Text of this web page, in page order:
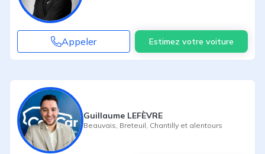
Appeler Estimez votre voiture
Guillaume LEFÈVRE
Beauvais Breteuil Chantilly et alentours